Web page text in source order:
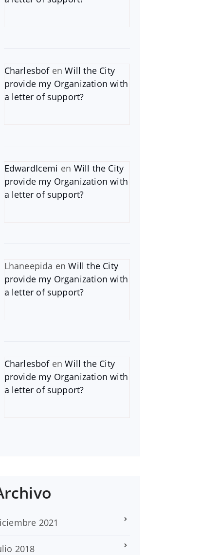
CharlesbofenWill the City
provide my Organization with
a letter of support?
EdwardIcemi en Will the City
provide my Organization with
a letter of support?
Lhaneepida enWill the City
provide my Organization with
a letter of support?
CharlesbofenWill the City
provide my Organization with
a letter of support?
2021
2018